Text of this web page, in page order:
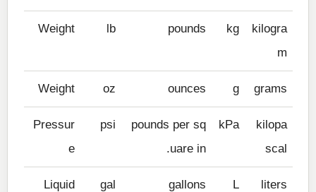
kilogra
m
kg
pounds
lb
Weight
grams
g
ounces
oz
Weight
kilopa
scal
kPa
pounds per sq
uare in.
psi
Pressur
e
liters
L
gallons
gal
Liquid